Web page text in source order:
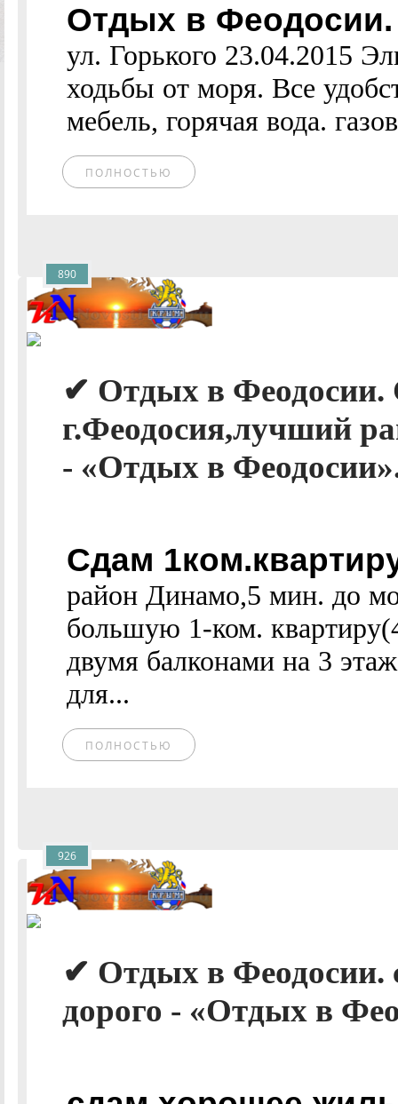
Отдых в
ул. Горького 23.04.2015
ходьбы от моря. Все
мебель, горячая вода.
ПОЛНОСТЬЮ
✔ Отдых в Феодосии.
г.Феодосия,лучший
- «Отдых в
Сдам
район Динамо,5 мин. до
большую 1-ком.
двумя балконами на 3
для...
ПОЛНОСТЬЮ
890
✔ Отдых в Феодосии.
дорого - «Отдых в
926